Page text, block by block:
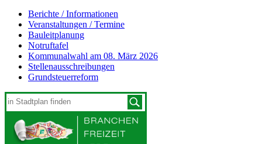
Berichte / Informationen
Veranstaltungen / Termine
Bauleitplanung
Notruftafel
Kommunalwahl am 08. März 2026
Stellenausschreibungen
Grundsteuerreform